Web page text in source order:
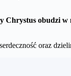
Chrystus obudzi w
oraz